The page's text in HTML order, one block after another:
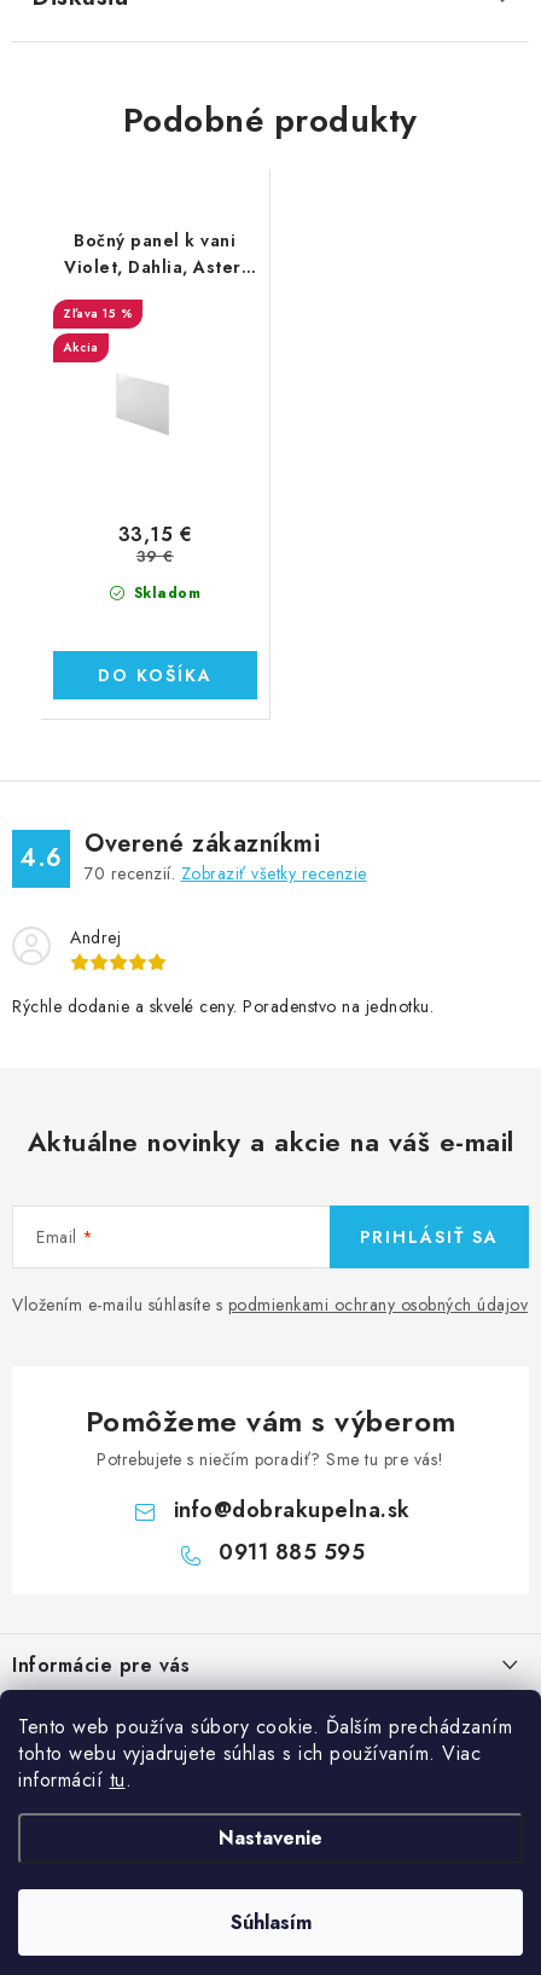
Tento web používa súbory cookie. Ďalším prechádzaním
tohto webu vyjadrujete súhlas s ich používaním. Viac
informácií tu.
Nastavenie
Súhlasím
Podobné produkty
Bočný panel k vani
Violet, Dahlia, Aster,
Dior
15 %
Akcia
Skladom
33,15 €
39 €
DO KOŠÍKA
4.6 Overené zákazníkmi
70 recenzií. Zobraziť všetky recenzie
Andrej
Rýchle dodanie a skvelé ceny. Poradenstvo na jednotku.
Aktuálne novinky a akcie na váš e-mail
Email
Vložením e-mailu súhlasíte s podmienkami ochrany osobných údajov
PRIHLÁSIŤ SA
Pomôžeme vám s výberom
Potrebujete s niečím poradiť? Sme tu pre vás!
info@dobrakupelna.sk
0911 885 595
p
ä
Informácie pre vás
Doprava a Platby
Obchodné podmienky
Ochrana osobných údajov GDPR
Kategórie
Sprchové dvere
Sprchové kúty a vaničky
Vane
Kúpeľňový nábytok
Blog
Kedy rekonštruovať kúpeľňu a prečo je výmena sprchového kúta
dobrý investičný krok?
Údržba sprchového kúta: ako predĺžiť životnosť skla, tesnenia a
vaničky
Dobrakupelna.sk. Všetky práva vyhradené.